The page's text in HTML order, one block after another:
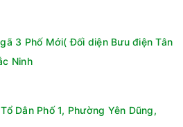
3 Phố Mới( Đối diện Bưu điện Tân
Ninh
Dân Phố 1, Phường Yên Dũng,